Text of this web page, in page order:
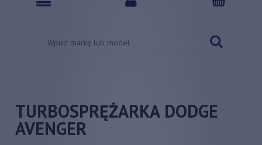
TURBOSPRĘŻARKA DODGE
AVENGER